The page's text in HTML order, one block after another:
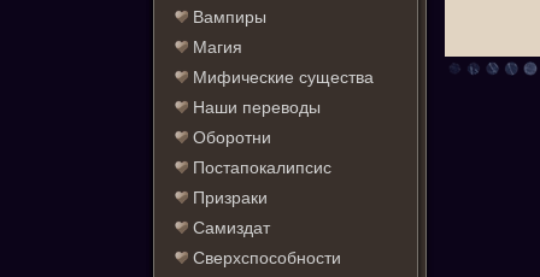
Вампиры
Магия
Мифические существа
Наши переводы
Оборотни
Постапокалипсис
Призраки
Самиздат
Сверхспособности